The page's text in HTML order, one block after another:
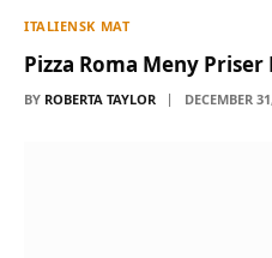
ITALIENSK MAT
Pizza Roma Meny
BY ROBERTA TAYLOR DECEMBER